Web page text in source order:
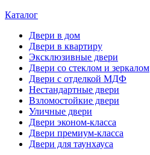
Каталог
Двери в дом
Двери в квартиру
Эксклюзивные двери
Двери со стеклом и зеркалом
Двери с отделкой МДФ
Нестандартные двери
Взломостойкие двери
Уличные двери
Двери эконом-класса
Двери премиум-класса
Двери для таунхауса